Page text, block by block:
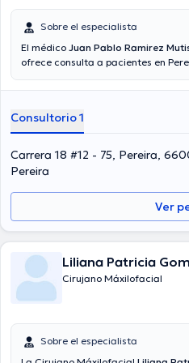
Sobre el especialista
El médico Juan Pablo Ramirez
ofrece consulta a pacientes en
en su área de especialidad. El Dr.
miembro de diversas asociaciones
Mutis ha compartido en cuantiosas
tener una formación continua en
ha publicado numerosos
principal que habla el Dr.
Consultorio 1
Carrera 18 #12 - 75, Pereira,
Pereira
Ver
Liliana Patricia
Cirujano Máxilofacial
Sobre el especialista